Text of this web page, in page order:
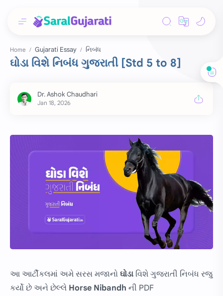
Home Gujarati Essay નિબંધ
ઘોડા વિશે નિબંધ ગુજરાતી [Std 5 to 8]
આ આર્ટીકલમાં અમે સરસ મજાનો ઘોડા વિશે ગુજરાતી નિબંધ રજુ
કર્યો છે અને છેલ્લે Horse Nibandh ની PDF